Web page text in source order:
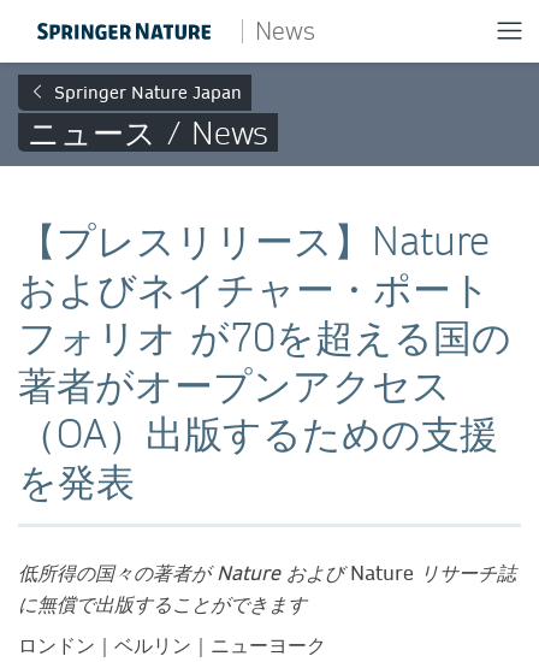
News
Springer Nature Japan
ニュース / News
【プレスリリース】Nature
およびネイチャー・ポート
フォリオ が70を超える国の
著者がオープンアクセス
（OA）出版するための支援
を発表
低所得の国々の著者が Nature およびNature リサーチ誌
に無償で出版することができます
ロンドン｜ベルリン｜ニューヨーク